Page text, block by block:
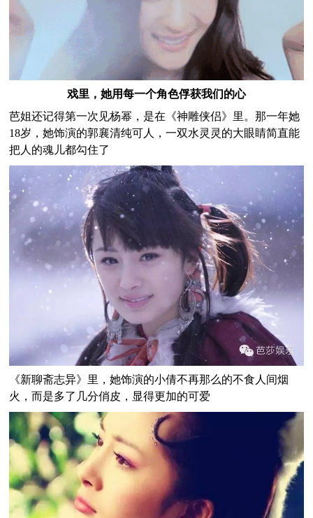
戏里，她用每一个角色俘获我们的心
芭姐还记得第一次见杨幂，是在《神雕侠侣》里。那一年她
18岁，她饰演的郭襄清纯可人，一双水灵灵的大眼睛简直能
把人的魂儿都勾住了
《新聊斋志异》里，她饰演的小倩不再那么的不食人间烟
火，而是多了几分俏皮，显得更加的可爱